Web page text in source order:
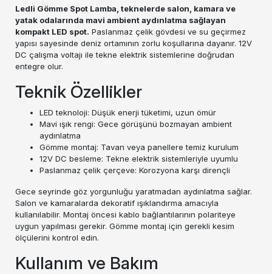
Ledli Gömme Spot Lamba, teknelerde salon, kamara ve
yatak odalarında mavi ambient aydınlatma sağlayan
kompakt LED spot. Paslanmaz çelik gövdesi ve su geçirmez
yapısı sayesinde deniz ortamının zorlu koşullarına dayanır. 12V
DC çalışma voltajı ile tekne elektrik sistemlerine doğrudan
entegre olur.
Teknik Özellikler
LED teknoloji: Düşük enerji tüketimi, uzun ömür
Mavi ışık rengi: Gece görüşünü bozmayan ambient
aydınlatma
Gömme montaj: Tavan veya panellere temiz kurulum
12V DC besleme: Tekne elektrik sistemleriyle uyumlu
Paslanmaz çelik çerçeve: Korozyona karşı dirençli
Gece seyrinde göz yorgunluğu yaratmadan aydınlatma sağlar.
Salon ve kamaralarda dekoratif ışıklandırma amacıyla
kullanılabilir. Montaj öncesi kablo bağlantılarının polariteye
uygun yapılması gerekir. Gömme montaj için gerekli kesim
ölçülerini kontrol edin.
Kullanım ve Bakım